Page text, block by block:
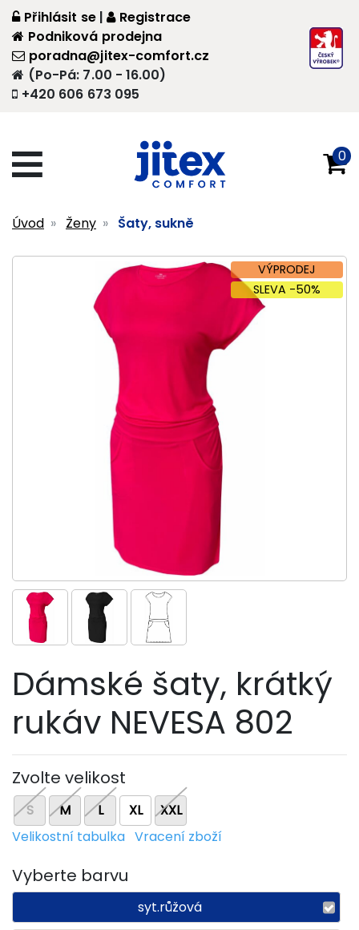
+420 606 673 095
(Po-Pá: 7.00 - 16.00)
poradna@jitex-comfort.cz
Přihlásit se |
Registrace
Podniková prodejna
0
Úvod Ženy Šaty, sukně
VÝPRODEJ
SLEVA -50%
Dámské šaty, krátký
rukáv NEVESA 802
Zvolte velikost
S M L XL
XXL
Velikostní tabulka Vracení zboží
Vyberte barvu
syt.růžová